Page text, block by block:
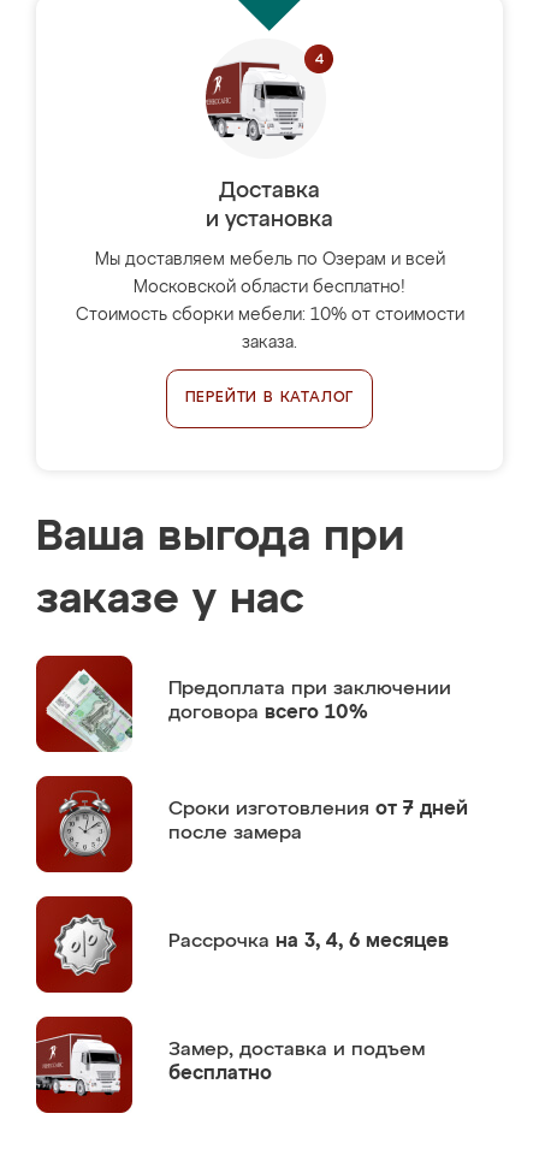
Доставка
и установка
Мы доставляем мебель по Озерам и всей
Московской области бесплатно!
Стоимость сборки мебели: 10% от стоимости
заказа.
ПЕРЕЙТИ В КАТАЛОГ
Ваша выгода при
заказе у нас
Предоплата при заключении
договора всего 10%
Сроки изготовления от 7 дней
после замера
Рассрочка на 3, 4, 6 месяцев
Замер, доставка и подъем
бесплатно